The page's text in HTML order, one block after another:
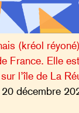
(kréol
France. Elle
l’île de La
20 décembre